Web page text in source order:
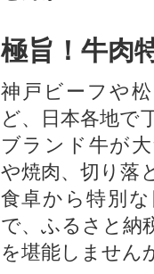
極旨！牛肉
神戸ビーフや
ど、日本各地で
ブランド牛が
や焼肉、切り落
食卓から特別
で、ふるさと納
を堪能しません